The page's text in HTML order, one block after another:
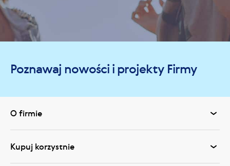
Poznawaj nowości i projekty Firmy
O firmie
Kupuj korzystnie